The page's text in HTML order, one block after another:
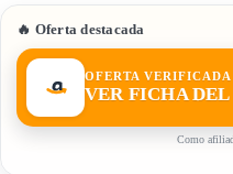
🔥 Oferta destacada
OFERTA VERIFICADA
VER FICHA
Como